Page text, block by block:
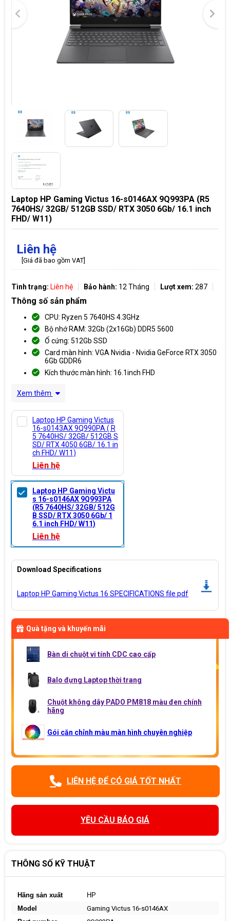
Laptop HP Gaming Victus 16-s0146AX 9Q993PA (R5
7640HS/ 32GB/ 512GB SSD/ RTX 3050 6Gb/ 16.1 inch
FHD/ W11)
Liên hệ
[Giá đã bao gồm VAT]
Tình trạng: Liên hệ Bảo hành: 12 Tháng Lượt xem: 287
Thông số sản phẩm
CPU: Ryzen 5 7640HS 4.3GHz
Bộ nhớ RAM: 32Gb (2x16Gb) DDR5 5600
Ổ cứng: 512Gb SSD
Card màn hình: VGA Nvidia - Nvidia GeForce RTX 3050
6Gb GDDR6
Kích thước màn hình: 16.1inch FHD
Xem thêm
Laptop HP Gaming Victus
16-s0143AX 9Q990PA ( R
5 7640HS/ 32GB/ 512GB S
SD/ RTX 4050 6GB/ 16.1 in
ch FHD/ W11)
Liên hệ
Laptop HP Gaming Victu
s 16-s0146AX 9Q993PA
(R5 7640HS/ 32GB/ 512G
B SSD/ RTX 3050 6Gb/ 1
6.1 inch FHD/ W11)
Liên hệ
Download Specifications
Laptop HP Gaming Victus 16 SPECIFICATIONS file pdf
Quà tặng và khuyến mãi
Bàn di chuột vi tính CDC cao cấp
Balo đựng Laptop thời trang
Chuột không dây PADO PM818 màu đen chính
hãng
Gói căn chỉnh màu màn hình chuyên nghiệp
LIÊN HỆ ĐỂ CÓ GIÁ TỐT NHẤT
YÊU CẦU BÁO GIÁ
THÔNG SỐ KỸ THUẬT
Hãng sản xuất
HP
Model
Gaming Victus 16-s0146AX